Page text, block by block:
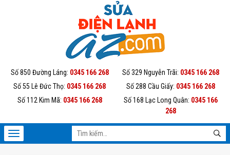
Số 850 Đường Láng: 0345 166 268 Số 329 Nguyễn Trãi: 0345 166 268
Số 55 Lê Đức Thọ: 0345 166 268 Số 288 Cầu Giấy: 0345 166 268
Số 112 Kim Mã: 0345 166 268 Số 168 Lạc Long Quân: 0345 166
268